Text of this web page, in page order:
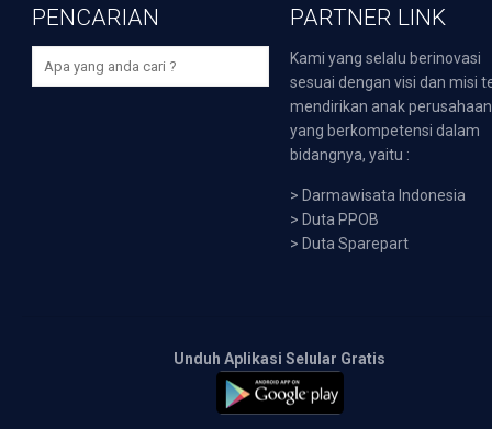
PENCARIAN PARTNER LINK
Kami yang selalu berinovasi
sesuai dengan visi dan misi
mendirikan anak perusahaan
yang berkompetensi dalam
bidangnya, yaitu :
> Darmawisata Indonesia
> Duta PPOB
> Duta Sparepart
Unduh Aplikasi Selular Gratis